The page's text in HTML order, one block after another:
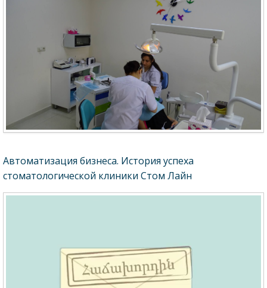
Автоматизация бизнеса. История успеха
стоматологической клиники Стом Лайн